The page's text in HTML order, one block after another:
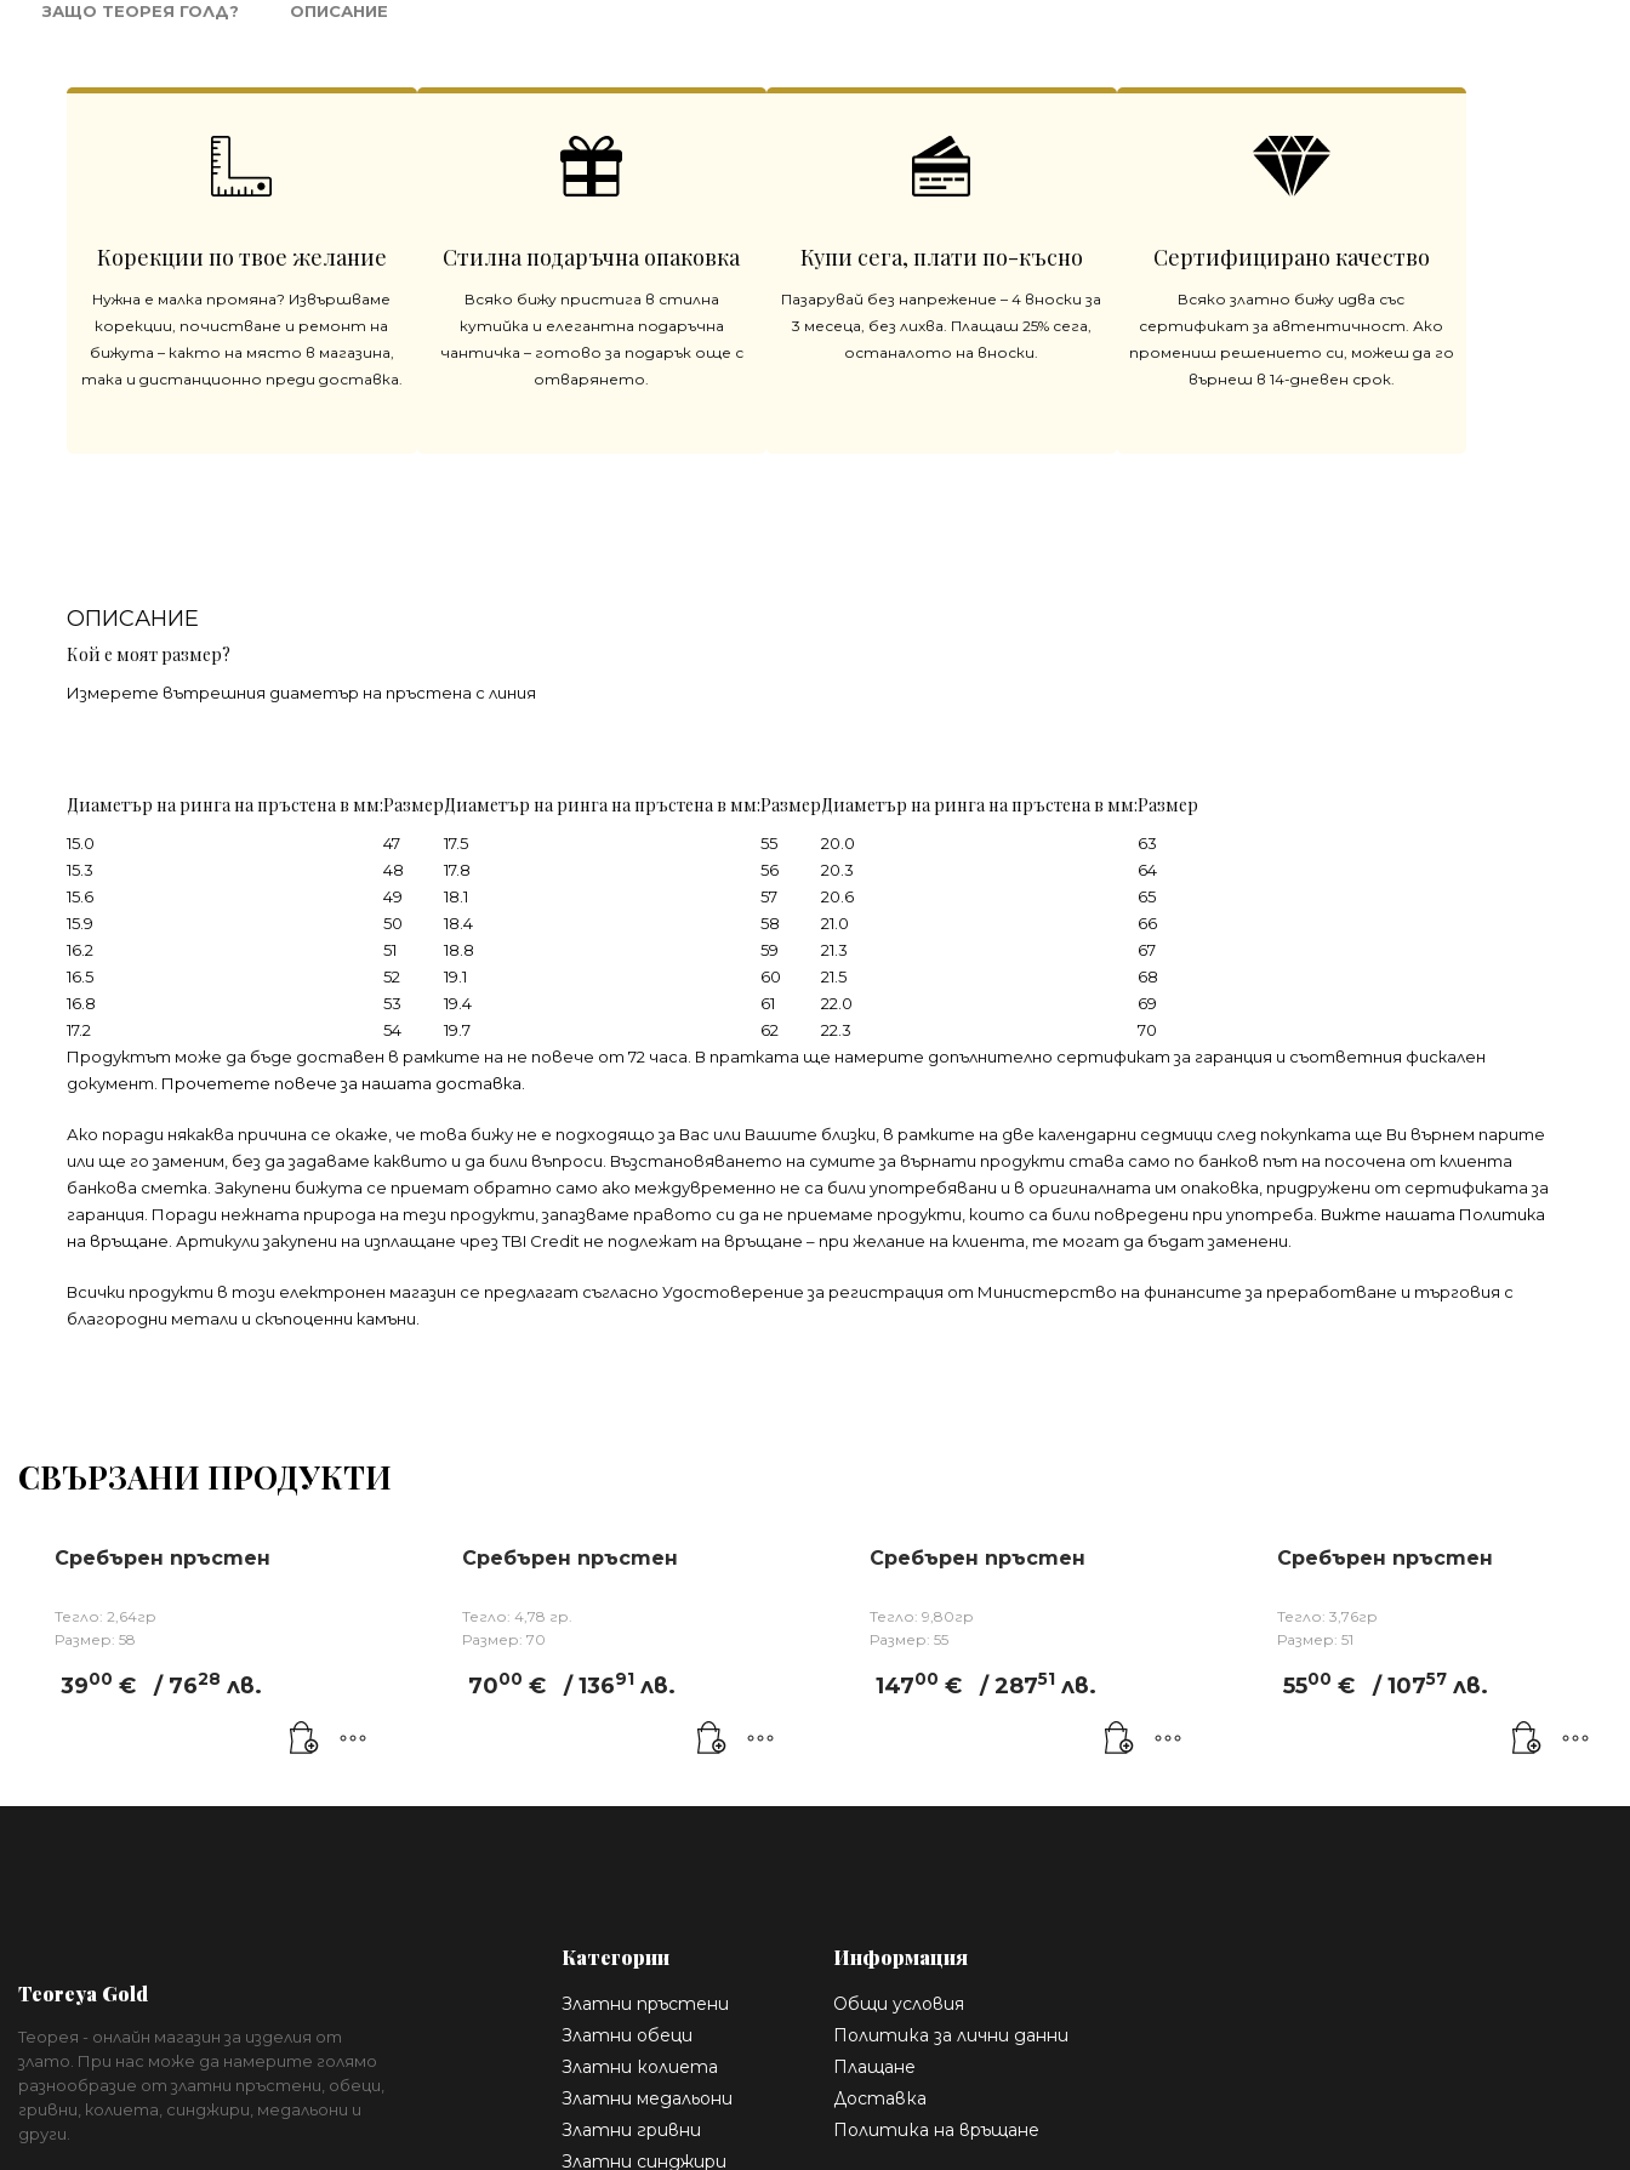
ЗАЩО ТЕОРЕЯ ГОЛД? ОПИСАНИЕ
Корекции по твое желание
Нужна е малка промяна? Извършваме
корекции, почистване и ремонт на
бижута – както на място в магазина,
така и дистанционно преди доставка.
Стилна подаръчна опаковка
Всяко бижу пристига в стилна
кутийка и елегантна подаръчна
чантичка – готово за подарък още с
отварянето.
Купи сега, плати по-късно
Пазарувай без напрежение – 4 вноски за
3 месеца, без лихва. Плащаш 25% сега,
останалото на вноски.
Сертифицирано качество
Всяко златно бижу идва със
сертификат за автентичност. Ако
промениш решението си, можеш да го
върнеш в 14-дневен срок.
ОПИСАНИЕ
Кой е моят размер?
Измерете вътрешния диаметър на пръстена с линия
Диаметър на ринга на пръстена в мм:РазмерДиаметър на ринга на пръстена в мм:РазмерДиаметър на ринга на пръстена в мм:Размер
15.0 47 17.5 55 20.0
63
15.3
48 17.8 56 20.3
64
15.6
49 18.1 57 20.6
65
15.9
50 18.4 58 21.0
66
16.2
51 18.8 59 21.3
67
16.5
52 19.1 60 21.5
68
16.8
53 19.4 61 22.0
69
17.2
54 19.7 62 22.3
70
Продуктът може да бъде доставен в рамките на не повече от 72 часа. В пратката ще намерите допълнително сертификат за гаранция и съответния фискален
документ. Прочетете повече за нашата доставка.
Ако поради някаква причина се окаже, че това бижу не е подходящо за Вас или Вашите близки, в рамките на две календарни седмици след покупката ще Ви върнем парите
или ще го заменим, без да задаваме каквито и да били въпроси. Възстановяването на сумите за върнати продукти става само по банков път на посочена от клиента
банкова сметка. Закупени бижута се приемат обратно само ако междувременно не са били употребявани и в оригиналната им опаковка, придружени от сертификата за
гаранция. Поради нежната природа на тези продукти, запазваме правото си да не приемаме продукти, които са били повредени при употреба. Вижте нашата Политика
на връщане . Артикули закупени на изплащане чрез TBI Credit не подлежат на връщане – при желание на клиента, те могат да бъдат заменени.
Всички продукти в този електронен магазин се предлагат съгласно Удостоверение за регистрация от Министерство на финансите за преработване и търговия с
благородни метали и скъпоценни камъни.
СВЪРЗАНИ ПРОДУКТИ
Сребърен пръстен
Тегло: 2,64гр
Размер: 58
3900 € / 7628 лв.
Сребърен пръстен
Тегло: 4,78 гр.
Размер: 70
7000 € / 13691 лв.
Сребърен пръстен
Тегло: 9,80гр
Размер: 55
14700 € / 28751 лв.
Сребърен пръстен
Тегло: 3,76гр
Размер: 51
5500 € / 10757 лв.
Teoreya Gold
Теорея - онлайн магазин за изделия от
злато. При нас може да намерите голямо
разнообразие от златни пръстени, обеци,
гривни, колиета, синджири, медальони и
други.
Категории
Златни пръстени
Златни обеци
Златни колиета
Златни медальони
Златни гривни
Златни синджири
Информация
Общи условия
Политика за лични данни
Плащане
Доставка
Политика на връщане